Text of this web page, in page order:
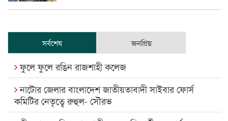
সর্বশেষ জনপ্রিয়
ফুলে ফুলে রঙিন রাজশাহী কলেজ
নাটোর জেলার বাংলাদেশ জাতীয়তাবাদী সাইবার ফোর্স
কমিটির নেতৃত্বে রুহুল- সৌরভ